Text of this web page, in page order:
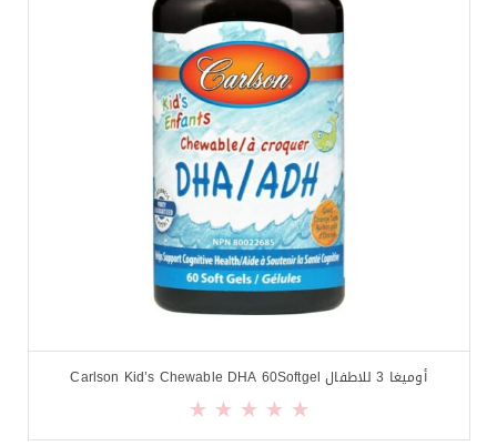
أوميغا 3 للاطفال Carlson Kid’s Chewable DHA 60Softgel